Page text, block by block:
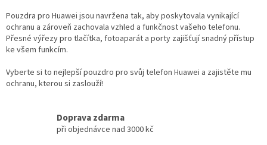
Pouzdra pro Huawei jsou navržena tak, aby poskytovala vynikající
ochranu a zároveň zachovala vzhled a funkčnost vašeho telefonu.
Přesné výřezy pro tlačítka, fotoaparát a porty zajišťují snadný přístup
ke všem funkcím.
Vyberte si to nejlepší pouzdro pro svůj telefon Huawei a zajistěte mu
ochranu, kterou si zaslouží!
Doprava zdarma
při objednávce nad 3000 kč